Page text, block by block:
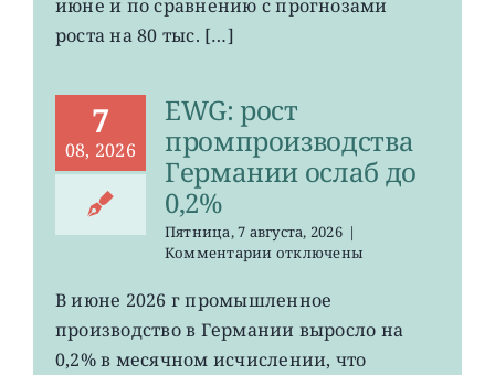
неожиданно
июне и по сравнению с прогнозами
роста на 80 тыс. […]
7
08, 2026
EWG: рост
промпроизводства
Германии ослаб до
0,2%
Пятница, 7 августа, 2026 |
Комментариик
EWG:
рост
промпроизводства
Германии
отключены
В июне 2026 г промышленное
производство в Германии выросло на
0,2% в месячном исчислении, что